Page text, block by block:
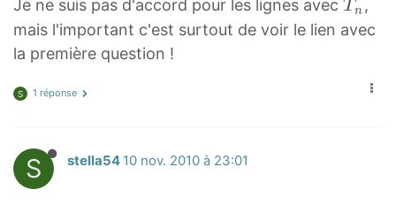
6
}
2
n
e
}
{
2
/
2
(
−
U
)
+
6
U
<
/
>
e
m
1
−
/
e
Je ne suis pas d'accord pour les lignes avec T
n
T n ,
mais l'important c'est surtout de voir le lien avec
la première question !
S 1 réponse
S stella54 10 nov. 2010 à 23:01